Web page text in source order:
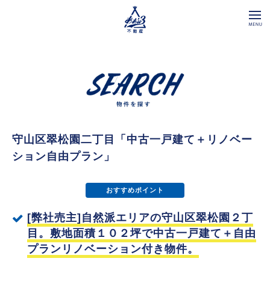
守山区翠松園二丁目「中古一戸建て＋リノベー
ション自由プラン」
おすすめポイント
[弊社売主]自然派エリアの守山区翠松園２丁
目。敷地面積１０２坪で中古一戸建て＋自由
プランリノベーション付き物件。